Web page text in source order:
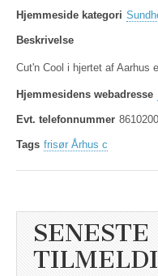
Hjemmeside kategori
Beskrivelse
Cut'n Cool i hjertet af Aarhus
Hjemmesidens webadresse
Evt. telefonnummer
Tags frisør Århus c
SENESTE